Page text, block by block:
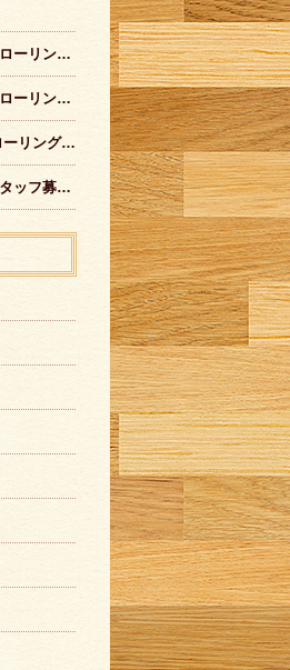
リペア事例・実績 フローリングに出来てしまった傷のリペア実績 シートフローリング
リペア事例・実績 フローリングに出来てしまった傷のリペア実績 突板フローリング
リペア事例・実績 フローリングの傷のリペア実績イロイロ
ハウスクリーニングスタッフ募集中